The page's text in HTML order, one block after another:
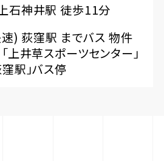
石神井駅 徒歩11分
) 荻窪駅 までバス 物件
上井草スポーツセンター」
駅」バス停